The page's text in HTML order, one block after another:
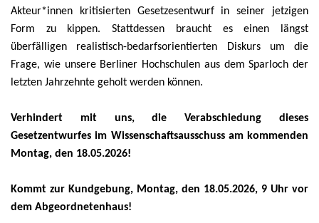
Akteur*innen kritisierten Gesetzesentwurf in seiner jetzigen
Form zu kippen. Stattdessen braucht es einen längst
überfälligen realistisch-bedarfsorientierten Diskurs um die
Frage, wie unsere Berliner Hochschulen aus dem Sparloch der
letzten Jahrzehnte geholt werden können.
Verhindert mit uns, die Verabschiedung dieses
Gesetzentwurfes im Wissenschaftsausschuss am kommenden
Montag, den 18.05.2026!
Kommt zur Kundgebung, Montag, den 18.05.2026, 9 Uhr vor
dem Abgeordnetenhaus!